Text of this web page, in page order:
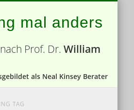
mal anders
Prof. Dr. William
als Neal Kinsey Berater
TAG